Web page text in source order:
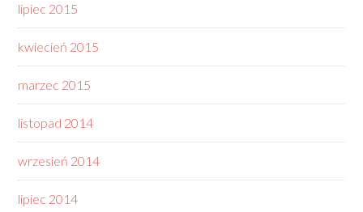
lipiec 2015
kwiecień 2015
marzec 2015
listopad 2014
wrzesień 2014
lipiec 2014